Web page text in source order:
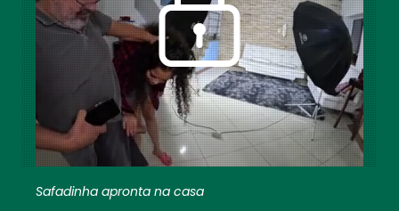
Safadinha apronta na casa